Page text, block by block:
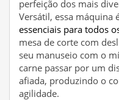
perfeição dos mais
Versátil, essa máquina
essenciais para todos
mesa de corte com
seu manuseio com o
carne passar por um
afiada, produzindo o
agilidade.